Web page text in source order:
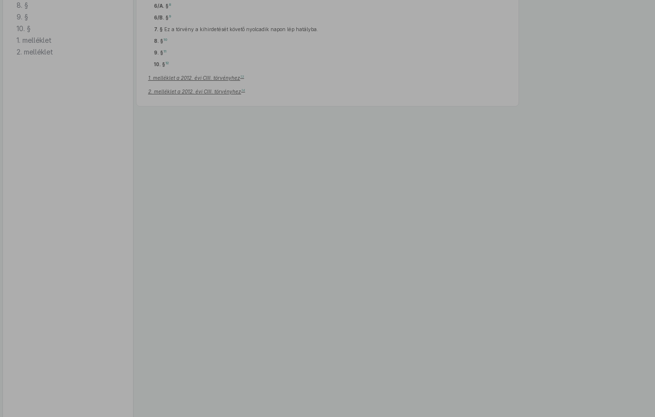
8. §
9. §
10. §
1. melléklet
2. melléklet
6/A. § 8
6/B. § 9
7. § Ez a törvény a kihirdetését követő nyolcadik napon lép hatályba.
8. § 10
9. § 11
10. § 12
1. melléklet a 2012. évi CIII. törvényhez 13
2. melléklet a 2012. évi CIII. törvényhez 14